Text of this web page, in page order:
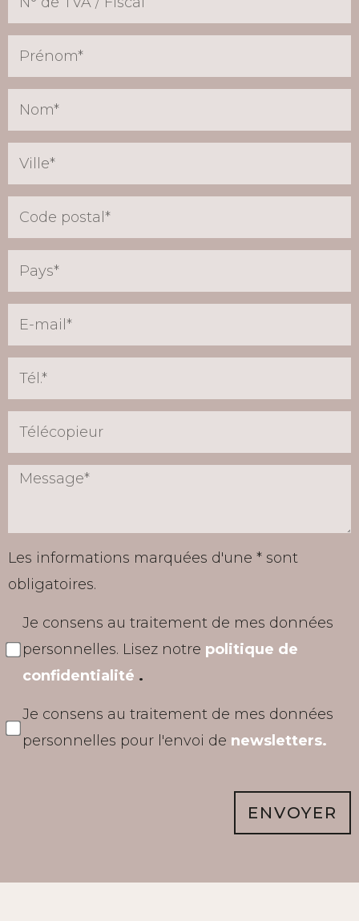
Les informations marquées d'une * sont
obligatoires.
Je consens au traitement de mes données
personnelles. Lisez notre politique de
confidentialité .
Je consens au traitement de mes données
personnelles pour l'envoi de newsletters.
ENVOYER